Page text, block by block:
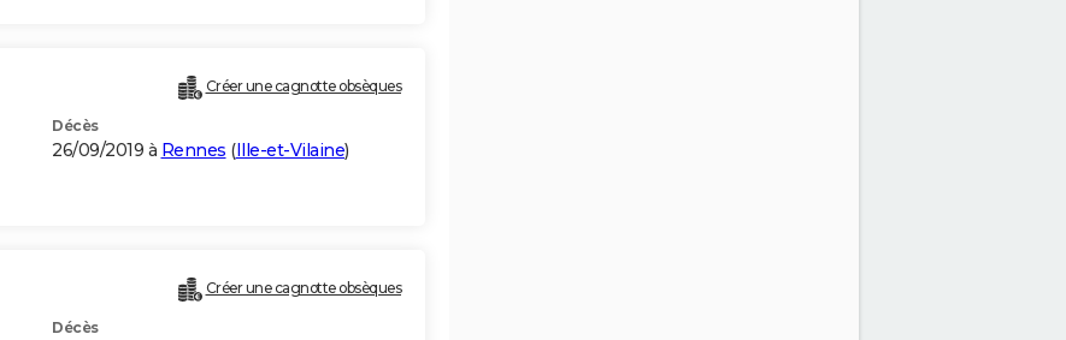
Créer une cagnotte obsèques
Décès
26/09/2019 à Rennes (Ille-et-Vilaine)
Créer une cagnotte obsèques
Décès